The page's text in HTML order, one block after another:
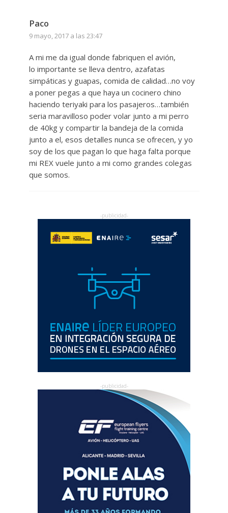
Paco
9 mayo, 2017 a las 23:47
A mi me da igual donde fabriquen el avión,
lo importante se lleva dentro, azafatas
simpáticas y guapas, comida de calidad…no voy
a poner pegas a que haya un cocinero chino
haciendo teriyaki para los pasajeros…también
seria maravilloso poder volar junto a mi perro
de 40kg y compartir la bandeja de la comida
junto a el, esos detalles nunca se ofrecen, y yo
soy de los que pagan lo que haga falta porque
mi REX vuele junto a mi como grandes colegas
que somos.